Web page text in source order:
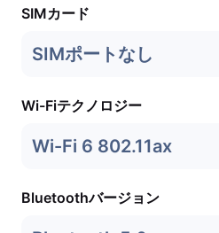
SIMカード
SIMポートなし
Wi-Fiテクノロジー
Wi-Fi 6 802.11ax
Bluetoothバージョン